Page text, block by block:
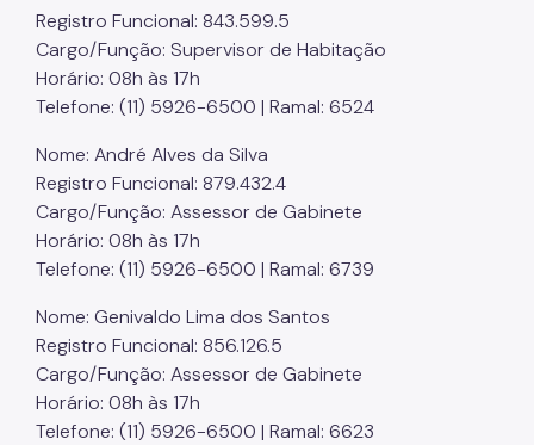
Registro Funcional: 843.599.5
Cargo/Função: Supervisor de Habitação
Horário: 08h às 17h
Telefone: (11) 5926-6500 | Ramal: 6524
Nome: André Alves da Silva
Registro Funcional: 879.432.4
Cargo/Função: Assessor de Gabinete
Horário: 08h às 17h
Telefone: (11) 5926-6500 | Ramal: 6739
Nome: Genivaldo Lima dos Santos
Registro Funcional: 856.126.5
Cargo/Função: Assessor de Gabinete
Horário: 08h às 17h
Telefone: (11) 5926-6500 | Ramal: 6623